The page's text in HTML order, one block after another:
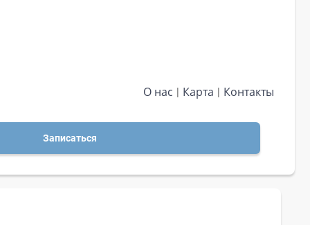
О нас Карта Контакты
Записаться